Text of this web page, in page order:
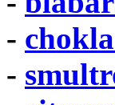
-
-